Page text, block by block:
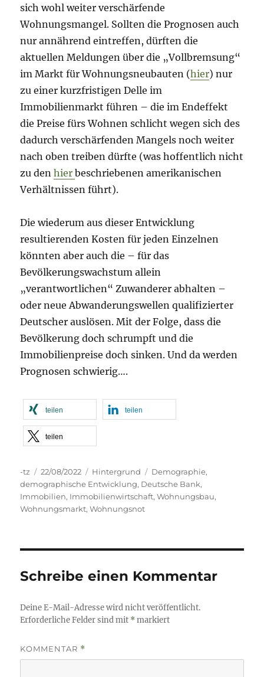
sich wohl weiter verschärfende
Wohnungsmangel. Sollten die Prognosen auch
nur annährend eintreffen, dürften die
aktuellen Meldungen über die „Vollbremsung“
im Markt für Wohnungsneubauten (hier) nur
zu einer kurzfristigen Delle im
Immobilienmarkt führen – die im Endeffekt
die Preise fürs Wohnen schlicht wegen sich des
dadurch verschärfenden Mangels noch weiter
nach oben treiben dürfte (was hoffentlich nicht
zu denhierbeschriebenen amerikanischen
Verhältnissen führt).
Die wiederum aus dieser Entwicklung
resultierenden Kosten für jeden Einzelnen
könnten aber auch die – für das
Bevölkerungswachstum allein
„verantwortlichen“ Zuwanderer abhalten –
oder neue Abwanderungswellen qualifizierter
Deutscher auslösen. Mit der Folge, dass die
Bevölkerung doch schrumpft und die
Immobilienpreise doch sinken. Und da werden
Prognosen schwierig….
teilen teilen
teilen
Autor
-tz
Veröffentlicht
am
22/08/2022 Kategorien
Hintergrund Schlagwörter
Demographie,
demographische Entwicklung, Deutsche Bank,
Immobilien, Immobilienwirtschaft,Wohnungsbau,
Wohnungsmarkt,Wohnungsnot
Schreibe einen Kommentar
Deine E-Mail-Adresse wird nicht veröffentlicht.
Erforderliche Felder sind mit *markiert
KOMMENTAR *